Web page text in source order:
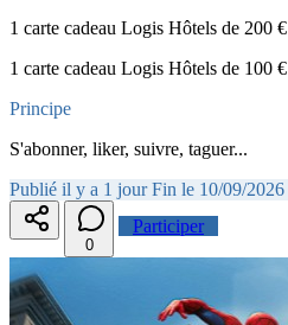
1 carte cadeau Logis Hôtels de 200 €
1 carte cadeau Logis Hôtels de 100 €
Principe
S'abonner, liker, suivre, taguer...
Publié il y a 1 jour Fin le 10/09/2026
0
Participer